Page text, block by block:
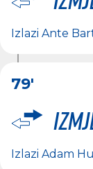
Izlazi Ante
79'
Izlazi Adam